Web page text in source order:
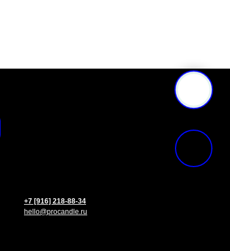
+7 [916] 218-88-34
hello@procandle.ru